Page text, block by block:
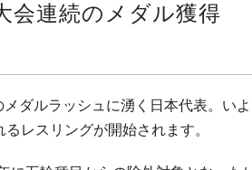
会連続のメダル獲得
ダルラッシュに湧く日本代表。いよ
レスリングが開始されます。